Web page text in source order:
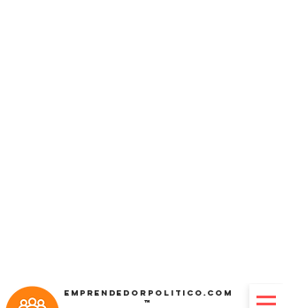
Emprendedorpolitico.com
™